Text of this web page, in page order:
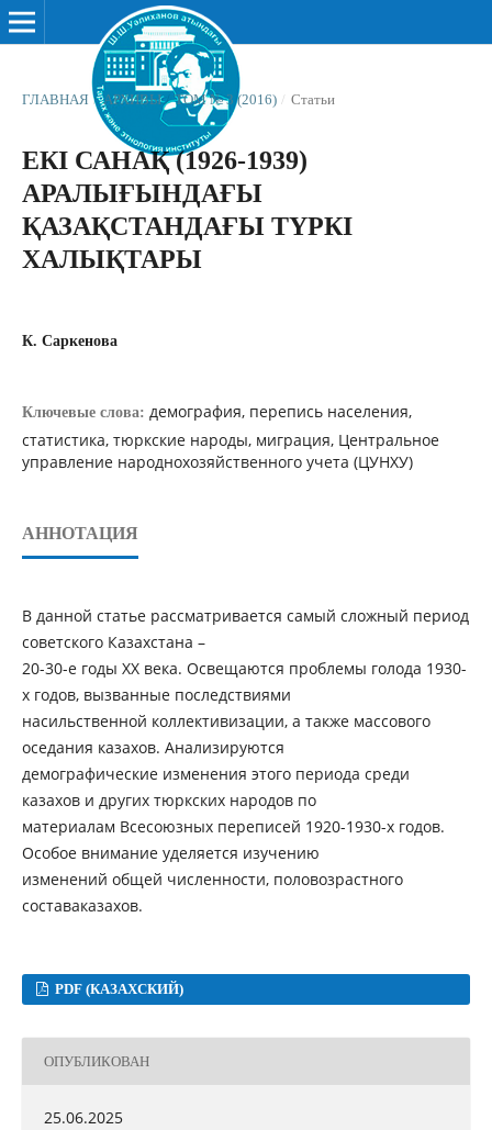
ГЛАВНАЯ / АРХИВЫ / ТОМ № 3 (2016) / Статьи
ЕКІ САНАҚ (1926-1939)
АРАЛЫҒЫНДАҒЫ
ҚАЗАҚСТАНДАҒЫ ТҮРКІ
ХАЛЫҚТАРЫ
К. Саркенова
Ключевые слова: демография, перепись населения,
статистика, тюркские народы, миграция, Центральное
управление народнохозяйственного учета (ЦУНХУ)
АННОТАЦИЯ
В данной статье рассматривается самый сложный период
советского Казахстана –
20-30-е годы ХХ века. Освещаются проблемы голода 1930-
х годов, вызванные последствиями
насильственной коллективизации, а также массового
оседания казахов. Анализируются
демографические изменения этого периода среди
казахов и других тюркских народов по
материалам Всесоюзных переписей 1920-1930-х годов.
Особое внимание уделяется изучению
изменений общей численности, половозрастного
составаказахов.
PDF (КАЗАХСКИЙ)
ОПУБЛИКОВАН
25.06.2025